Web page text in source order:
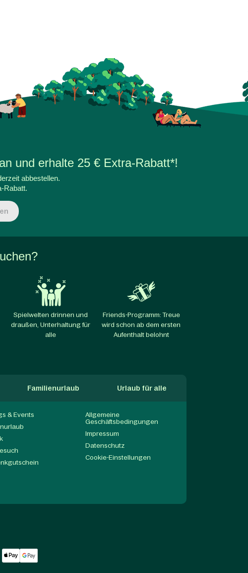
und erhalte 25 € Extra-Rabatt*!
abbestellen.
Rabatt.
Spielwelten drinnen und
draußen, Unterhaltung für
alle​
Friends-Programm: Treue
wird schon ab dem ersten
Aufenthalt belohnt
Familienurlaub Urlaub für alle
& Events
Allgemeine
Geschäftsbedingungen
Impressum
Datenschutz
Cookie-Einstellungen